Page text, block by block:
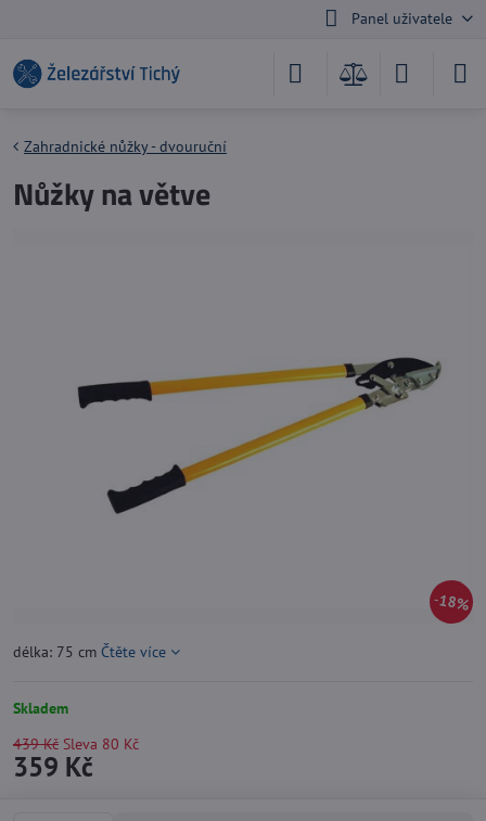
Panel uživatele
18%
Zahradnické nůžky - dvouruční
Nůžky na větve
délka: 75 cm Čtěte více
Skladem
439 Kč Sleva 80 Kč
359 Kč